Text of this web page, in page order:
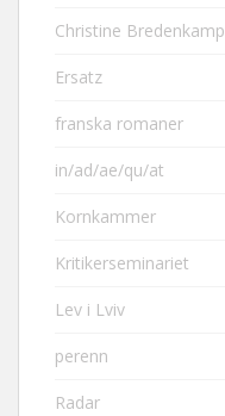
Christine Bredenkamp
Ersatz
franska romaner
in/ad/ae/qu/at
Kornkammer
Kritikerseminariet
Lev i Lviv
perenn
Radar